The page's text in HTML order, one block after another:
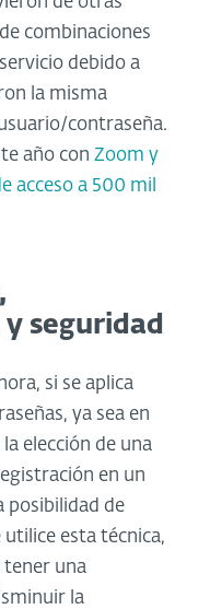
combinaciones
debido a
la misma
contraseña.
año con Zoom y
acceso a 500 mil
seguridad
si se aplica
ya sea en
elección de una
en un
posibilidad de
esta técnica,
tener una
la